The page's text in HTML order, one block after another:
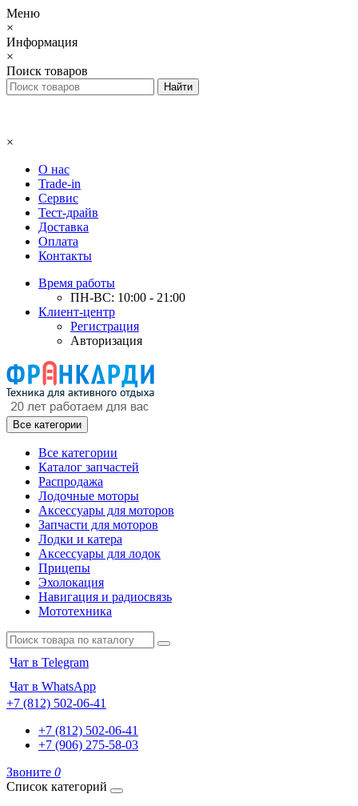
Меню
×
Информация
×
Поиск товаров
×
О нас
Trade-in
Сервис
Тест-драйв
Доставка
Оплата
Контакты
Время работы
ПН-ВС: 10:00 - 21:00
Клиент-центр
Регистрация
Авторизация
Все категории
Все категории
Каталог запчастей
Распродажа
Лодочные моторы
Аксессуары для моторов
Запчасти для моторов
Лодки и катера
Аксессуары для лодок
Прицепы
Эхолокация
Навигация и радиосвязь
Мототехника
Чат в Telegram
Чат в WhatsApp
+7 (812) 502-06-41
+7 (812) 502-06-41
+7 (906) 275-58-03
Звоните 0
Список категорий